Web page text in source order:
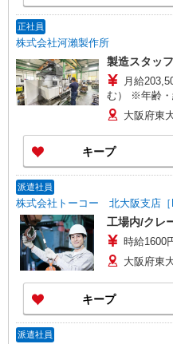
正社員
株式会社河瀨製作所
製造スタッフ
月給
む） ※年齢・
3ヵ月あり （
円）） ※別
当、住宅手
15,000円、子10,000円
円（入社6ヵ
大阪府東
キープ
派遣社員
株式会社トーコー 北大阪支店［
工場内/クレ
時給1600
大阪府東
キープ
派遣社員